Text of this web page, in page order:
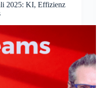
2025: KI, Effizienz